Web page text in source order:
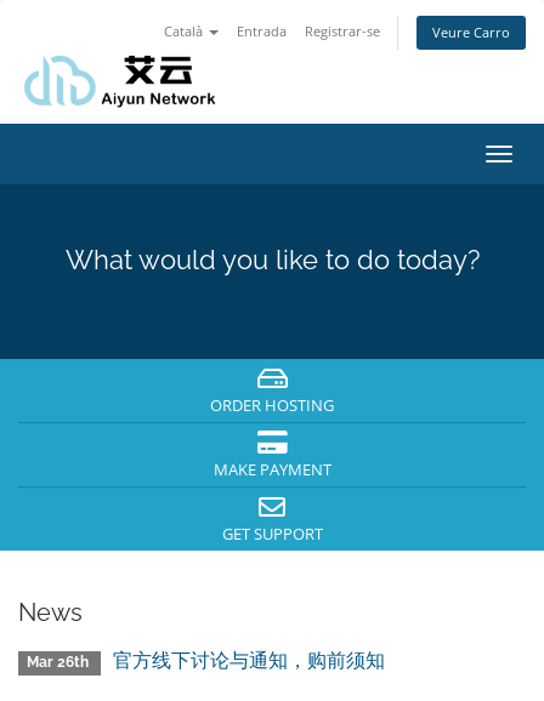
Català Entrada Registrar-se Veure Carro
What would you like to do today?
ORDER HOSTING
MAKE PAYMENT
GET SUPPORT
News
Mar 26th 官方线下讨论与通知，购前须知